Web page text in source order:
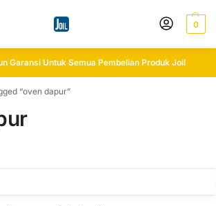
0
Garansi Untuk Semua Pembelian Produk Joil
“oven dapur”